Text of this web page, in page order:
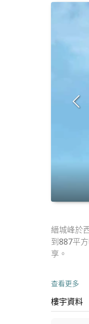
縉城峰於
到887平
享。
查看更多
樓宇資料